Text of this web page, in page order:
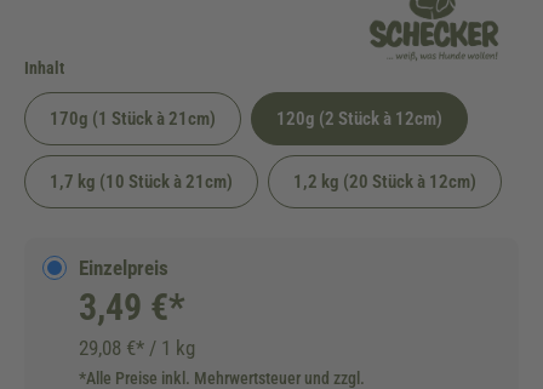
Inhaltauswählen
170g (1 Stück à 21cm) 120g (2 Stück à 12cm)
1,7 kg (10 Stück à 21cm) 1,2 kg (20 Stück à 12cm)
Einzelpreis
3,49 €*
29,08 €* / 1 kg
*Alle Preise inkl. Mehrwertsteuer und zzgl.